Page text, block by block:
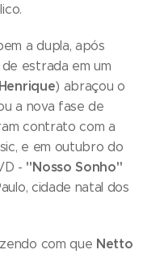
a dupla, após
estrada em um
Henrique) abraçou o
a nova fase de
contrato com a
e em outubro do
- "Nosso Sonho"
cidade natal dos
com que Netto